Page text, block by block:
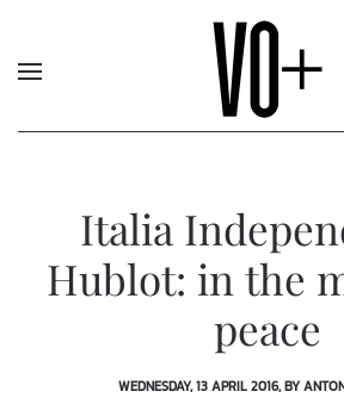
Italia
Hublot: in the
peace
WEDNESDAY, 13 APRIL 2016, BY